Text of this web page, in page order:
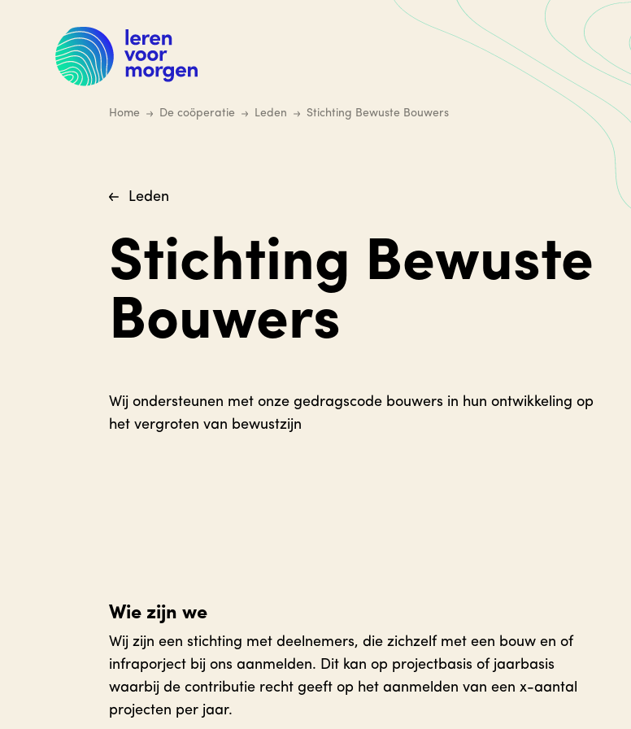
hoofdinhoud
Home De coöperatie Leden Stichting Bewuste Bouwers
Leden
Stichting Bewuste
Bouwers
Wij ondersteunen met onze gedragscode bouwers in hun ontwikkeling op
het vergroten van bewustzijn
Wie zijn we
Wij zijn een stichting met deelnemers, die zichzelf met een bouw en of
infraporject bij ons aanmelden. Dit kan op projectbasis of jaarbasis
waarbij de contributie recht geeft op het aanmelden van een x-aantal
projecten per jaar.